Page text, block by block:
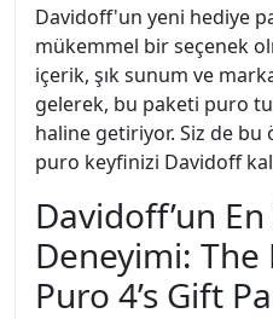
Davidoff'un yeni hediye
mükemmel bir seçenek
içerik, şık sunum ve
gelerek, bu paketi puro
haline getiriyor. Siz de
puro keyfinizi Davidoff
Davidoff’un
Deneyimi:
Puro 4’s Gift